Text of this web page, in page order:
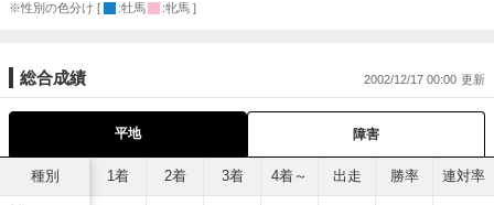
※性別の色分け [ :牡馬 :牝馬 ]
総合成績 2002/12/17 00:00
平地 障害
種別 1着 2着 3着 4着～ 出走 勝率 連対率